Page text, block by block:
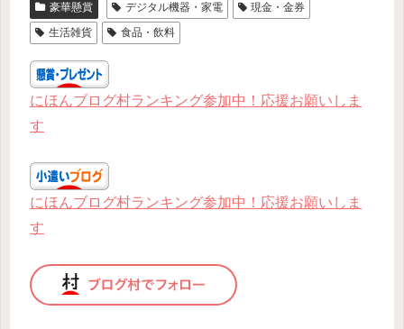
豪華懸賞
デジタル機器・家電
現金・金券
生活雑貨
食品・飲料
にほんブログ村ランキング参加中！応援お願いしま
す
にほんブログ村ランキング参加中！応援お願いしま
す